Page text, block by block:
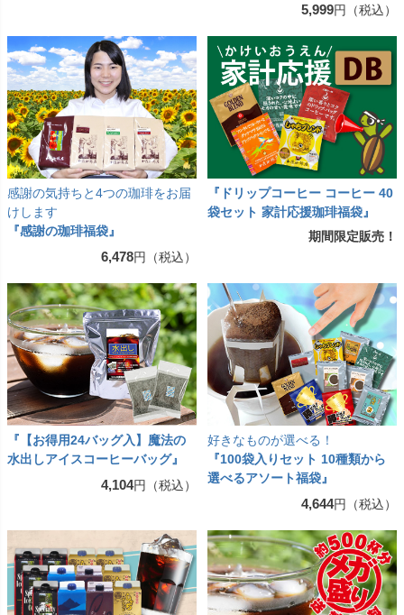
5,999円（税込）
感謝の気持ちと4つの珈琲をお届
けします
『感謝の珈琲福袋』
6,478円（税込）
『ドリップコーヒー コーヒー 40
袋セット 家計応援珈琲福袋』
期間限定販売！
『【お得用24バッグ入】魔法の
水出しアイスコーヒーバッグ』
4,104円（税込）
好きなものが選べる！
『100袋入りセット 10種類から
選べるアソート福袋』
4,644円（税込）